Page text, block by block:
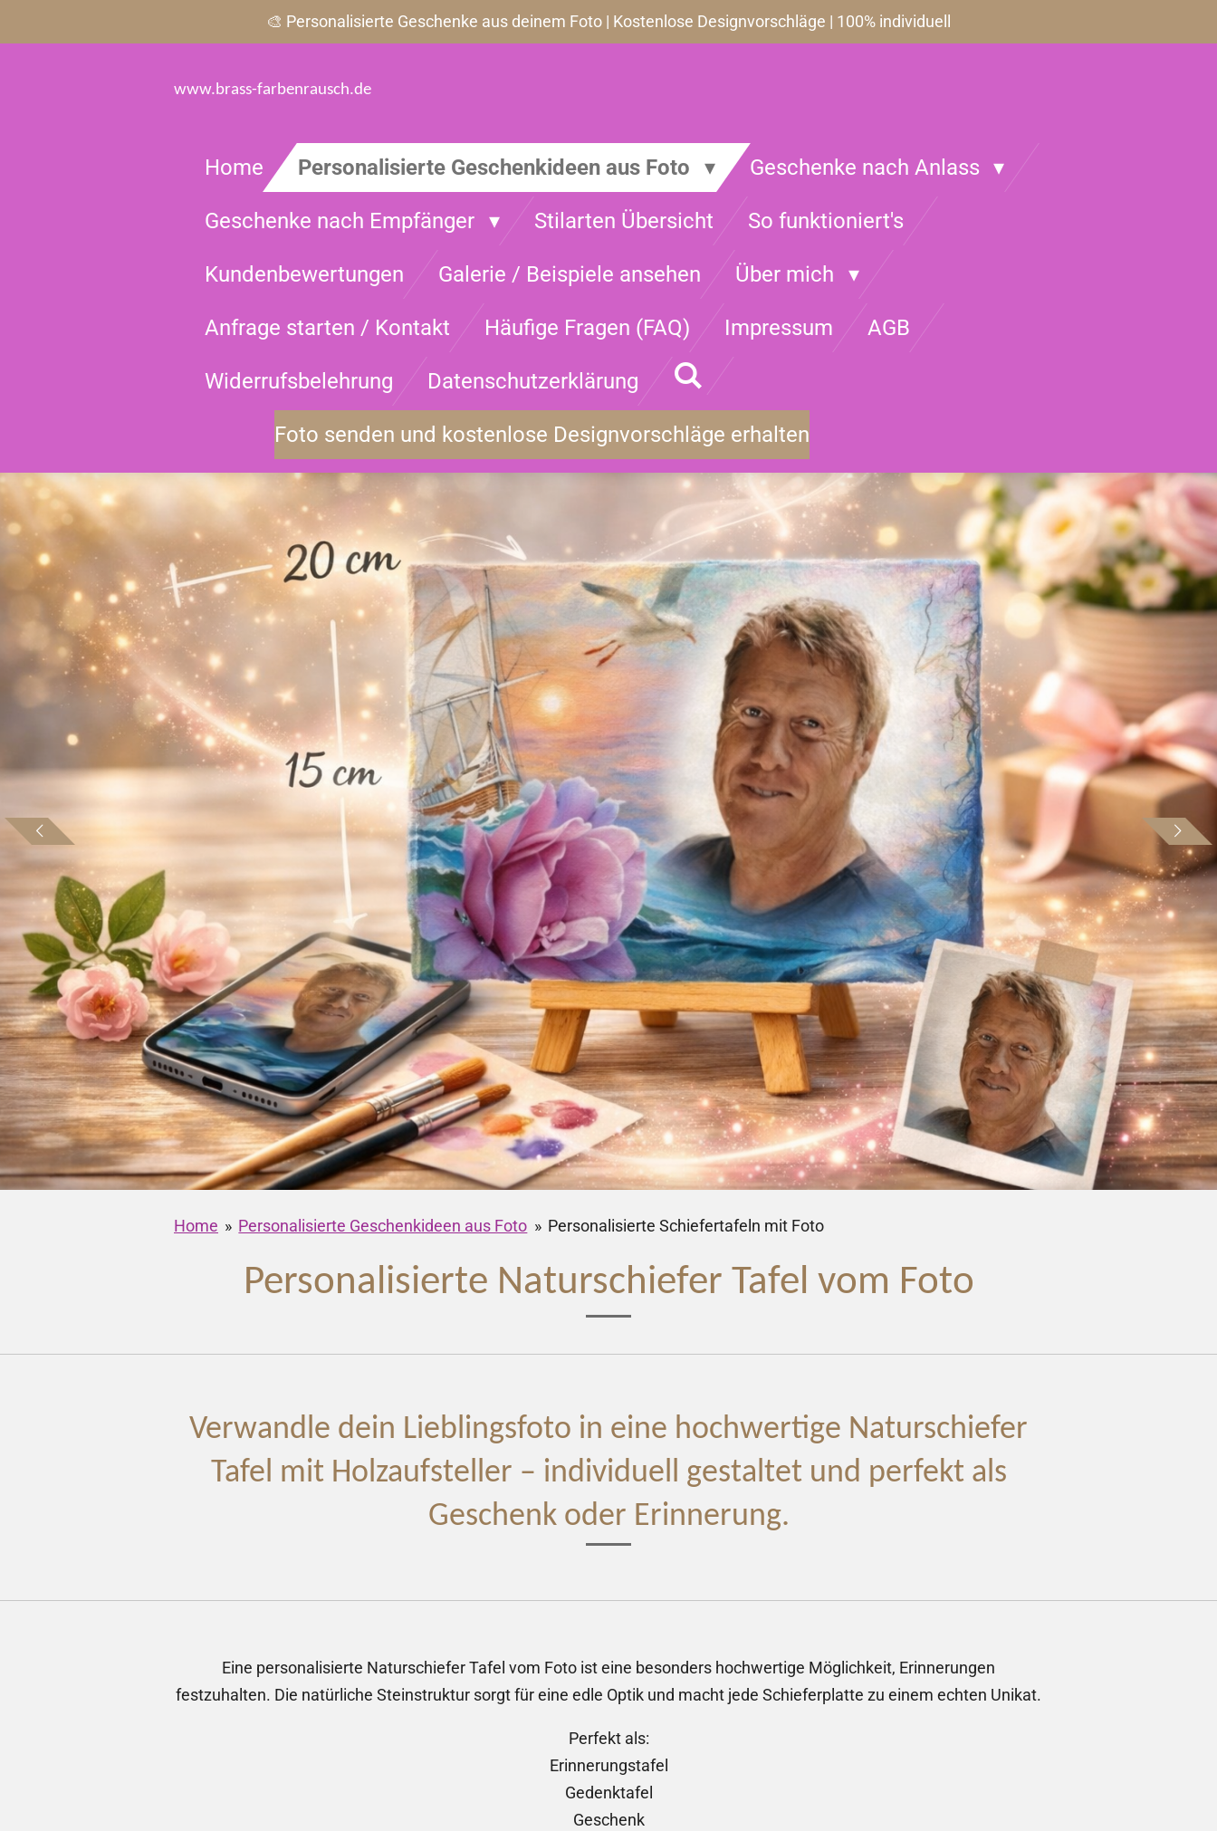
Hauptinhalt
🎨 Personalisierte Geschenke aus deinem Foto | Kostenlose Designvorschläge | 100% individuell
www.brass-farbenrausch.de
Home Personalisierte Geschenkideen aus Foto Geschenke nach Anlass
Geschenke nach Empfänger Stilarten Übersicht So funktioniert's
Kundenbewertungen Galerie / Beispiele ansehen Über mich
Anfrage starten / Kontakt Häufige Fragen (FAQ) Impressum AGB
Widerrufsbelehrung Datenschutzerklärung
Foto senden und kostenlose Designvorschläge erhalten
Home » Personalisierte Geschenkideen aus Foto » Personalisierte Schiefertafeln mit Foto
Personalisierte Naturschiefer Tafel vom Foto
Verwandle dein Lieblingsfoto in eine hochwertige Naturschiefer
Tafel mit Holzaufsteller – individuell gestaltet und perfekt als
Geschenk oder Erinnerung.
Eine personalisierte Naturschiefer Tafel vom Foto ist eine besonders hochwertige Möglichkeit, Erinnerungen
festzuhalten. Die natürliche Steinstruktur sorgt für eine edle Optik und macht jede Schieferplatte zu einem echten Unikat.
Perfekt als:
Erinnerungstafel
Gedenktafel
Geschenk